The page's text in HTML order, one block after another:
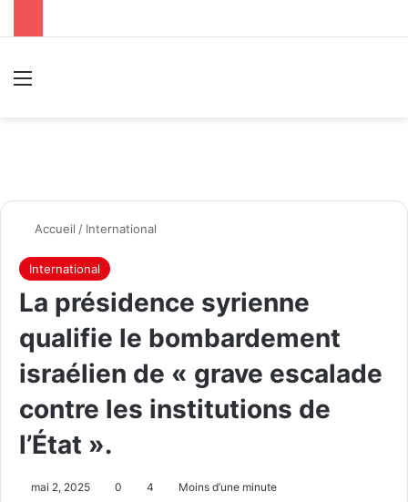
Accueil / International
International
La présidence syrienne
qualifie le bombardement
israélien de « grave escalade
contre les institutions de
l’État ».
mai 2, 2025 0 4 Moins d’une minute